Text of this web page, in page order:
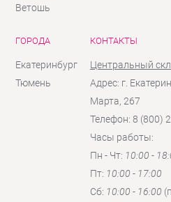
Ветошь
ГОРОДА
Екатеринбург
Тюмень
КОНТАКТЫ
Центральный
Адрес: г.
Марта, 267
Телефон: 8 (800)
Часы работы:
Пн - Чт: 10:00 -
Пт: 10:00 - 17:00
Сб: 10:00 - 16:00